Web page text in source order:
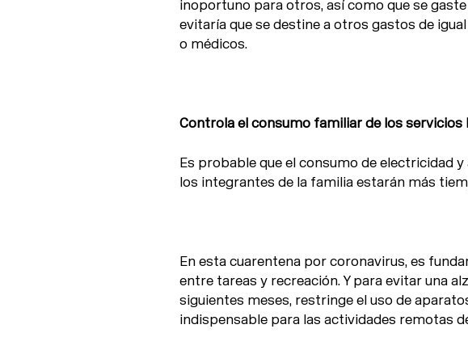
inoportuno para otros, así como que se
evitaría que se destine a otros gastos de
o médicos.
Controla el consumo familiar de los servicios
Es probable que el consumo de electricidad
los integrantes de la familia estarán más
En esta cuarentena por coronavirus, es
entre tareas y recreación. Y para evitar una
siguientes meses, restringe el uso de
indispensable para las actividades remotas